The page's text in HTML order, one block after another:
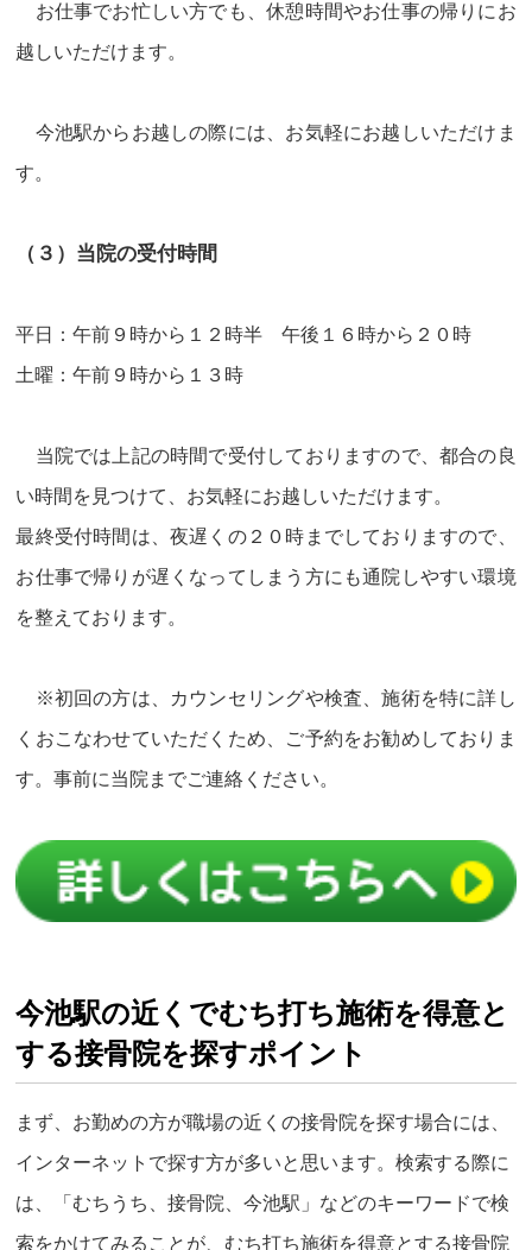
お仕事でお忙しい方でも、休憩時間やお仕事の帰りにお
越しいただけます。
今池駅からお越しの際には、お気軽にお越しいただけま
す。
（３）当院の受付時間
平日：午前９時から１２時半 午後１６時から２０時
土曜：午前９時から１３時
当院では上記の時間で受付しておりますので、都合の良
い時間を見つけて、お気軽にお越しいただけます。
最終受付時間は、夜遅くの２０時までしておりますので、
お仕事で帰りが遅くなってしまう方にも通院しやすい環境
を整えております。
※初回の方は、カウンセリングや検査、施術を特に詳し
くおこなわせていただくため、ご予約をお勧めしておりま
す。事前に当院までご連絡ください。
今池駅の近くでむち打ち施術を得意と
する接骨院を探すポイント
まず、お勤めの方が職場の近くの接骨院を探す場合には、
インターネットで探す方が多いと思います。検索する際に
は、「むちうち、接骨院、今池駅」などのキーワードで検
索をかけてみることが、むち打ち施術を得意とする接骨院